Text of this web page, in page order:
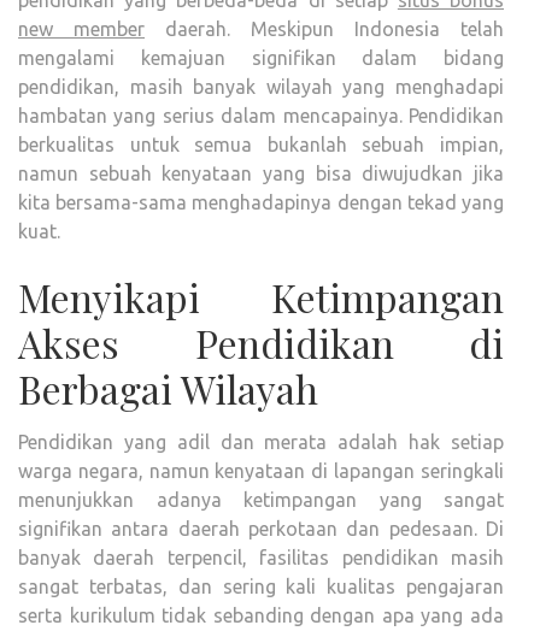
new member daerah. Meskipun Indonesia telah
mengalami kemajuan signifikan dalam bidang
pendidikan, masih banyak wilayah yang menghadapi
hambatan yang serius dalam mencapainya. Pendidikan
berkualitas untuk semua bukanlah sebuah impian,
namun sebuah kenyataan yang bisa diwujudkan jika
kita bersama-sama menghadapinya dengan tekad yang
kuat.
Menyikapi Ketimpangan
Akses Pendidikan di
Berbagai Wilayah
Pendidikan yang adil dan merata adalah hak setiap
warga negara, namun kenyataan di lapangan seringkali
menunjukkan adanya ketimpangan yang sangat
signifikan antara daerah perkotaan dan pedesaan. Di
banyak daerah terpencil, fasilitas pendidikan masih
sangat terbatas, dan sering kali kualitas pengajaran
serta kurikulum tidak sebanding dengan apa yang ada